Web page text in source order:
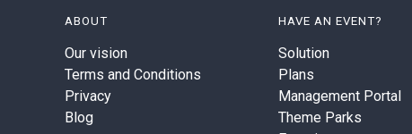
ABOUT
Our vision
Terms and Conditions
Privacy
Blog
HAVE AN EVENT?
Solution
Plans
Management Portal
Theme Parks